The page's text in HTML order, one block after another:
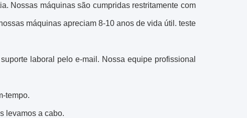
Nossas máquinas são cumpridas restritamente com
máquinas apreciam 8-10 anos de vida útil. teste
laboral pelo e-mail. Nossa equipe profissional
tempo.
levamos a cabo.